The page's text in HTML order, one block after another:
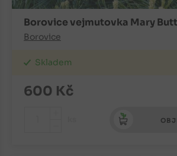
Borovice vejmutovka Mary
Borovice
Skladem
600 Kč